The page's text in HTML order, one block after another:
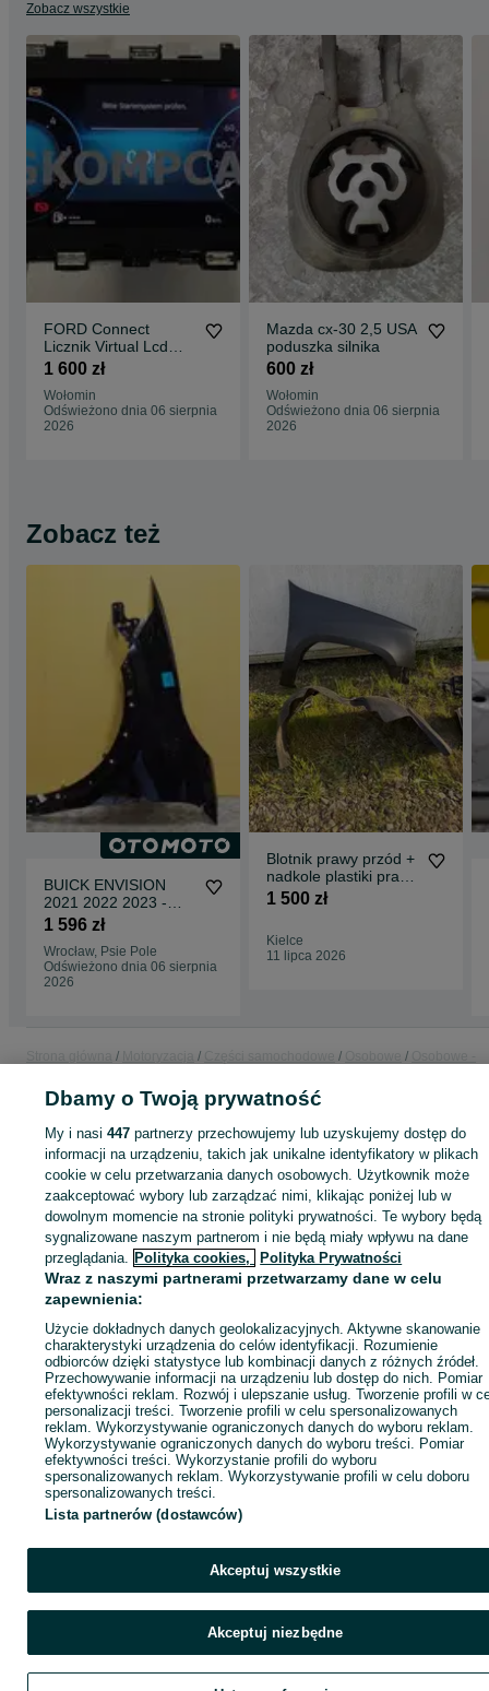
Zobacz wszystkie
FORD Connect
Licznik Virtual Lcd
Nowy
1 600 zł
Wołomin
Odświeżono dnia 06 sierpnia
2026
Mazda cx-30 2,5 USA
poduszka silnika
600 zł
Wołomin
Odświeżono dnia 06 sierpnia
2026
Zobacz też
BUICK ENVISION
2021 2022 2023 -
Błotnik Przód Lewy
1 596 zł
Wrocław, Psie Pole
Odświeżono dnia 06 sierpnia
2026
Blotnik prawy przód +
nadkole plastiki prawe
GMC Yukon 07-14
1 500 zł
Kielce
11 lipca 2026
Strona główna Motoryzacja Części samochodowe Osobowe
Osobowe -
KATEGORIA
ID:804136866 Wyświetlenia:
Zadzwoń / SMS Wyślij wiadomość
Dbamy o Twoją prywatność
My i nasi447 partnerzy przechowujemy lub uzyskujemy dostęp do
informacji na urządzeniu, takich jak unikalne identyfikatory w plikach
cookie w celu przetwarzania danych osobowych. Użytkownik może
zaakceptować wybory lub zarządzać nimi, klikając poniżej lub w
dowolnym momencie na stronie polityki prywatności. Te wybory będą
sygnalizowane naszym partnerom i nie będą miały wpływu na dane
przeglądania. Polityka cookies, Polityka Prywatności
Wraz z naszymi partnerami przetwarzamy dane w celu
zapewnienia:
Użycie dokładnych danych geolokalizacyjnych. Aktywne skanowanie
charakterystyki urządzenia do celów identyfikacji. Rozumienie
odbiorców dzięki statystyce lub kombinacji danych z różnych źródeł.
Przechowywanie informacji na urządzeniu lub dostęp do nich. Pomiar
efektywności reklam. Rozwój i ulepszanie usług. Tworzenie profili w
personalizacji treści. Tworzenie profili w celu spersonalizowanych
reklam. Wykorzystywanie ograniczonych danych do wyboru reklam.
Wykorzystywanie ograniczonych danych do wyboru treści. Pomiar
efektywności treści. Wykorzystanie profili do wyboru
spersonalizowanych reklam. Wykorzystywanie profili w celu doboru
spersonalizowanych treści.
Lista partnerów (dostawców)
Akceptuj wszystkie
Akceptuj niezbędne